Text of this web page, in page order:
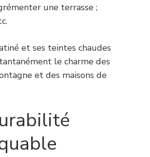
une terrasse ;
et ses teintes chaudes
le charme des
et des maisons de